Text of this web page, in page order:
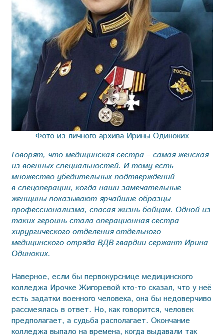
Фото из личного архива Ирины Одиноких
Говорят, что медицинская сестра – самая женская
из военных специальностей. И тому есть
множество убедительных подтверждений
в спецоперации, когда наши замечательные
женщины показывают ярчайшие образцы
профессионализма, спасая жизнь бойцам. Одной из
таких героинь стала операционная сестра
хирургического отделения отдельного
медицинского отряда ВДВ гвардии сержант Ирина
Одиноких.
Наверное, если бы первокурснице медицинского
колледжа Ирочке Жигоревой кто-то сказал, что у неё
есть задатки военного человека, она бы недоверчиво
рассмеялась в ответ. Но, как говорится, человек
предполагает, а судьба располагает. Окончание
колледжа выпало на времена, когда выдавали так